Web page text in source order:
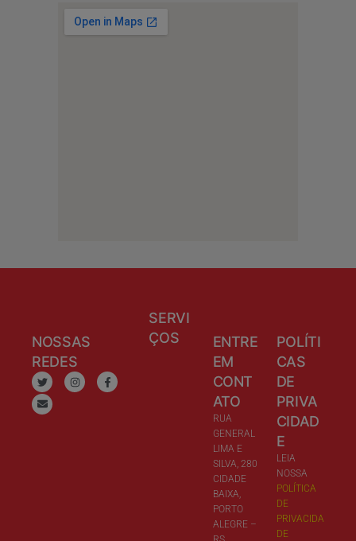
NOSSAS
REDES
SERVI
ÇOS
ENTRE
EM
CONT
ATO
RUA
GENERAL
LIMA E
SILVA, 280
CIDADE
BAIXA,
PORTO
ALEGRE –
POLÍTI
CAS
DE
PRIVA
CIDAD
E
LEIA
NOSSA
POLÍTICA
DE
PRIVACIDA
DE